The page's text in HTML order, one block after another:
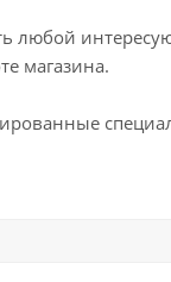
любой
магазина.